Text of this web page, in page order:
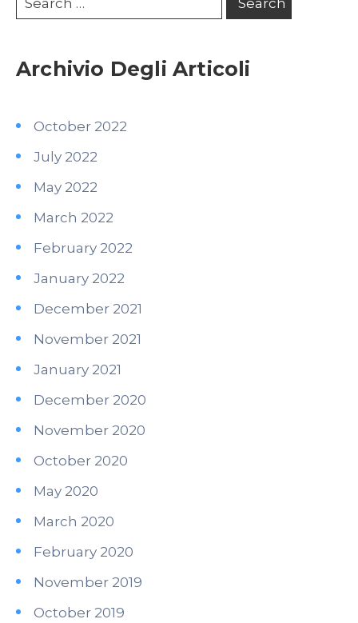
Archivio Degli Articoli
October 2022
July 2022
May 2022
March 2022
February 2022
January 2022
December 2021
November 2021
January 2021
December 2020
November 2020
October 2020
May 2020
March 2020
February 2020
November 2019
October 2019